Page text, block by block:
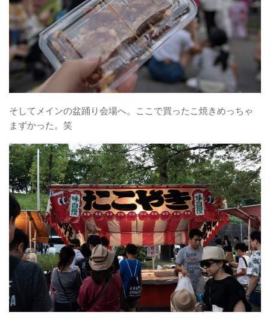
そしてメインの盆踊り会場へ。ここで買ったこ焼きめっちゃ
まずかった。笑